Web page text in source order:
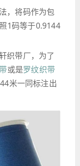
，将码作为包
1码等于0.9144
织带厂，为了
或是罗纹织带
米一同标注出